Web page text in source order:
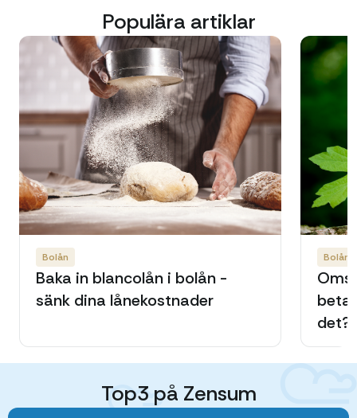
Populära artiklar
Bolån
Baka in blancolån i bolån -
sänk dina lånekostnader
Bolån
det?
Top3 på Zensum